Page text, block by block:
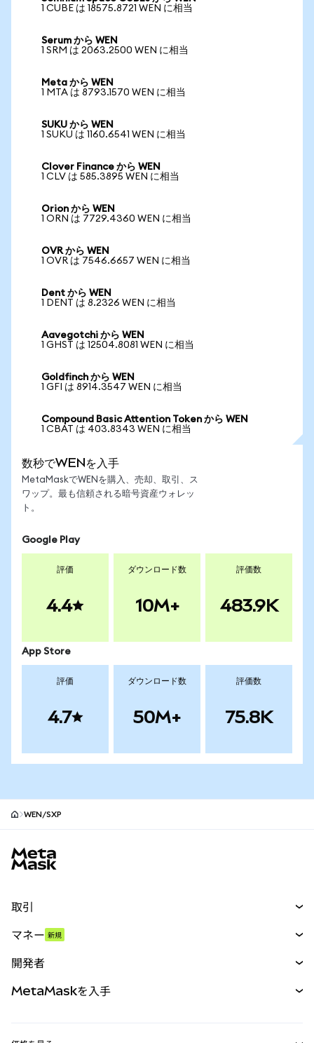
1 CUBE は 18575.8721 WEN に相当
Serum から WEN
1 SRM は 2063.2500 WEN に相当
Meta から WEN
1 MTA は 8793.1570 WEN に相当
SUKU から WEN
1 SUKU は 1160.6541 WEN に相当
Clover Finance から WEN
1 CLV は 585.3895 WEN に相当
Orion から WEN
1 ORN は 7729.4360 WEN に相当
OVR から WEN
1 OVR は 7546.6657 WEN に相当
Dent から WEN
1 DENT は 8.2326 WEN に相当
Aavegotchi から WEN
1 GHST は 12504.8081 WEN に相当
Goldfinch から WEN
1 GFI は 8914.3547 WEN に相当
Compound Basic Attention Token から WEN
1 CBAT は 403.8343 WEN に相当
数秒でWENを入手
MetaMaskでWENを購入、売却、取引、ス
ワップ。最も信頼される暗号資産ウォレッ
ト。
Google Play
評価
4.4
ダウンロード数
10M+
評価数
483.9K
App Store
評価
4.7
ダウンロード数
50M+
評価数
75.8K
WEN/SXP
取引
パーペチュアル
RWA
マネー 新規
開発者
MetaMaskを入手